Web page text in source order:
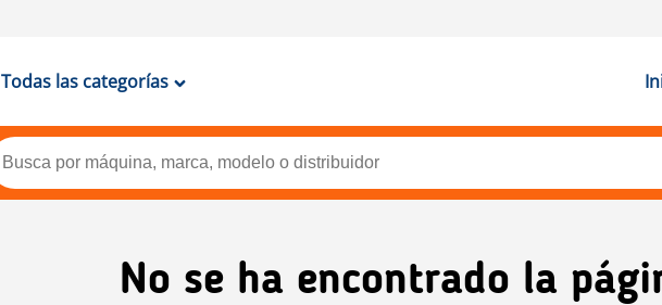
Todas las categorías
No se ha encontrado la